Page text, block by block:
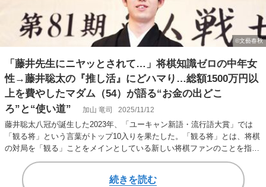
「藤井先生にニヤッとされて…」将棋知識ゼロの中年女
性→藤井聡太の『推し活』にどハマり…総額1500万円以
上を費やしたマダム（54）が語る“お金の出どこ
ろ”と“使い道”
加山 竜司 2025/11/12
藤井聡太八冠が誕生した2023年、「ユーキャン新語・流行語大賞」では
「観る将」という言葉がトップ10入りを果たした。「観る将」とは、将棋
の対局を「観る」ことをメインとしている新しい将棋ファンのことを指
し、藤井聡太（…
続きを読む